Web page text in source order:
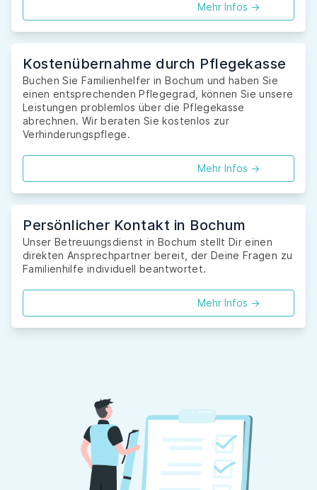
Mehr Infos ->
Kostenübernahme durch Pflegekasse
Buchen Sie Familienhelfer in Bochum und haben Sie
einen entsprechenden Pflegegrad, können Sie unsere
Leistungen problemlos über die Pflegekasse
abrechnen. Wir beraten Sie kostenlos zur
Verhinderungspflege.
Mehr Infos ->
Persönlicher Kontakt in Bochum
Unser Betreuungsdienst in Bochum stellt Dir einen
direkten Ansprechpartner bereit, der Deine Fragen zu
Familienhilfe individuell beantwortet.
Mehr Infos ->